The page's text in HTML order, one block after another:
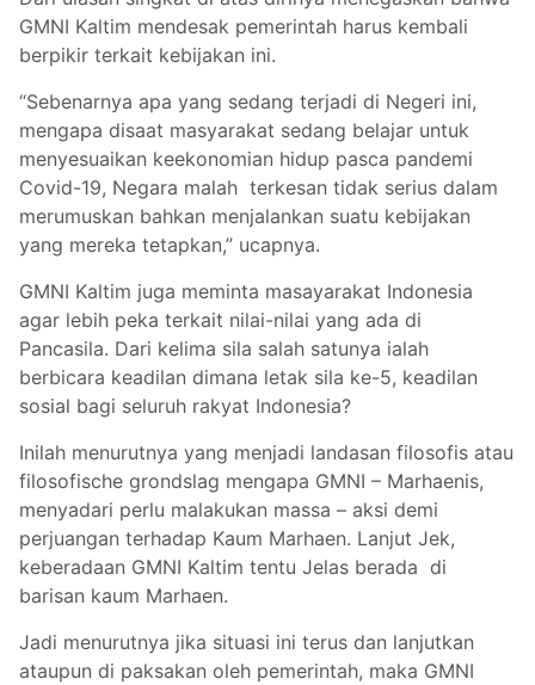
GMNI Kaltim mendesak pemerintah harus kembali
berpikir terkait kebijakan ini.
“Sebenarnya apa yang sedang terjadi di Negeri ini,
mengapa disaat masyarakat sedang belajar untuk
menyesuaikan keekonomian hidup pasca pandemi
Covid-19, Negara malah terkesan tidak serius dalam
merumuskan bahkan menjalankan suatu kebijakan
yang mereka tetapkan,” ucapnya.
GMNI Kaltim juga meminta masayarakat Indonesia
agar lebih peka terkait nilai-nilai yang ada di
Pancasila. Dari kelima sila salah satunya ialah
berbicara keadilan dimana letak sila ke-5, keadilan
sosial bagi seluruh rakyat Indonesia?
Inilah menurutnya yang menjadi landasan filosofis atau
filosofische grondslag mengapa GMNI – Marhaenis,
menyadari perlu malakukan massa – aksi demi
perjuangan terhadap Kaum Marhaen. Lanjut Jek,
keberadaan GMNI Kaltim tentu Jelas berada di
barisan kaum Marhaen.
Jadi menurutnya jika situasi ini terus dan lanjutkan
ataupun di paksakan oleh pemerintah, maka GMNI